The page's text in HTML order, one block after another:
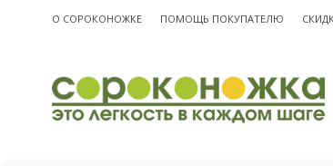
О CОРОКОНОЖКЕ ПОМОЩЬ ПОКУПАТЕЛЮ